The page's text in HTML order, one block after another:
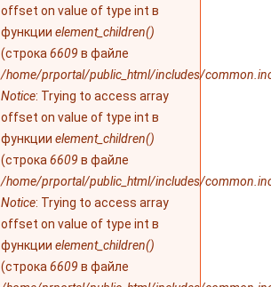
offset on value of type int в
функции element_children()
(строка 6609 в файле
/home/prportal/public_html/includes/
Notice: Trying to access array
offset on value of type int в
функции element_children()
(строка 6609 в файле
/home/prportal/public_html/includes/
Notice: Trying to access array
offset on value of type int в
функции element_children()
(строка 6609 в файле